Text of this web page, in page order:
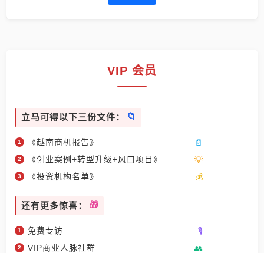
VIP 会员
立马可得以下三份文件：
《越南商机报告》
《创业案例+转型升级+风口项目》
《投资机构名单》
还有更多惊喜：
免费专访
VIP商业人脉社群